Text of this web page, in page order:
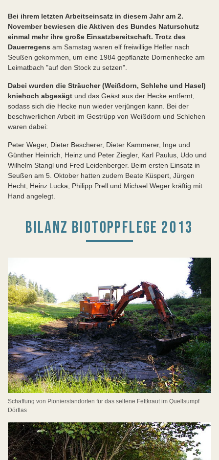
Bei ihrem letzten Arbeitseinsatz in diesem Jahr am 2.
November bewiesen die Aktiven des Bundes Naturschutz
einmal mehr ihre große Einsatzbereitschaft. Trotz des
Dauerregens am Samstag waren elf freiwillige Helfer nach
Seußen gekommen, um eine 1984 gepflanzte Dornenhecke am
Leimatbach "auf den Stock zu setzen".
Dabei wurden die Sträucher (Weißdorn, Schlehe und Hasel)
kniehoch abgesägt und das Geäst aus der Hecke entfernt,
sodass sich die Hecke nun wieder verjüngen kann. Bei der
beschwerlichen Arbeit im Gestrüpp von Weißdorn und Schlehen
waren dabei:
Peter Weger, Dieter Bescherer, Dieter Kammerer, Inge und
Günther Heinrich, Heinz und Peter Ziegler, Karl Paulus, Udo und
Wilhelm Stangl und Fred Leidenberger. Beim ersten Einsatz in
Seußen am 5. Oktober hatten zudem Beate Küspert, Jürgen
Hecht, Heinz Lucka, Philipp Prell und Michael Weger kräftig mit
Hand angelegt.
BILANZ BIOTOPPFLEGE 2013
Schaffung von Pionierstandorten für das seltene Fettkraut im Quellsumpf
Dörflas